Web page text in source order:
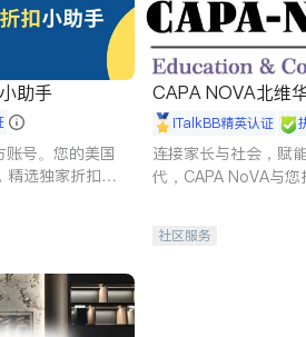
助手
号。您的美国
精选独家折扣、
CAPA NOVA北维
iTalkBB精英认证
连接家长与社会，赋
代，CAPA NoVA与您
社区服务